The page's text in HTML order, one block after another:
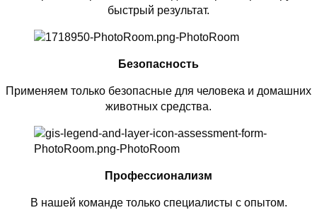
быстрый результат.
Безопасность
Применяем только безопасные для человека и домашних
животных средства.
Профессионализм
В нашей команде только специалисты с опытом.